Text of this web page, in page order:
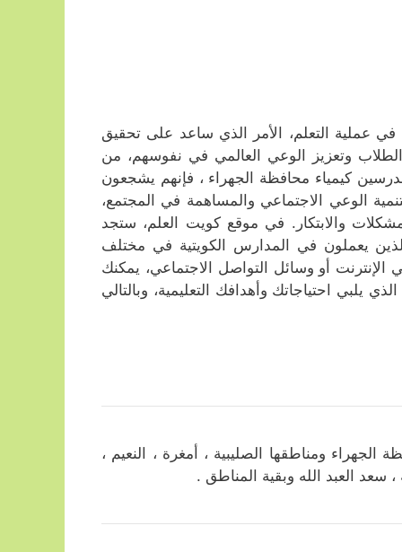
عملية التعلم، الأمر الذي ساعد على تحقيق
وتعزيز الوعي العالمي في نفوسهم، من
كيمياء محافظة الجهراء ، فإنهم يشجعون
الوعي الاجتماعي والمساهمة في المجتمع،
والابتكار. في موقع كويت العلم، ستجد
يعملون في المدارس الكويتية في مختلف
أو وسائل التواصل الاجتماعي، يمكنك
احتياجاتك وأهدافك التعليمية، وبالتالي
ومناطقها الصليبية ، أمغرة ، النعيم ،
، سعد العبد الله وبقية المناطق .